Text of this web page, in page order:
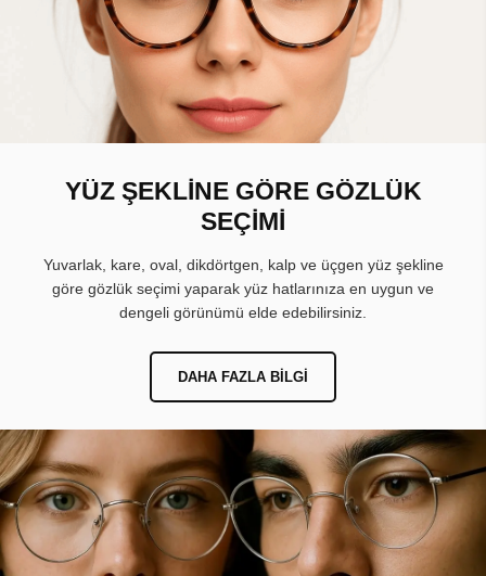
YÜZ ŞEKLİNE GÖRE GÖZLÜK
SEÇİMİ
Yuvarlak, kare, oval, dikdörtgen, kalp ve üçgen yüz şekline
göre gözlük seçimi yaparak yüz hatlarınıza en uygun ve
dengeli görünümü elde edebilirsiniz.
DAHA FAZLA BILGI